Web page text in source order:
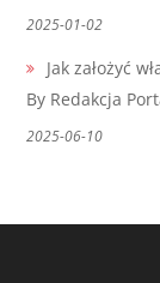
2025-01-02
Jak założyć
By Redakcja
2025-06-10